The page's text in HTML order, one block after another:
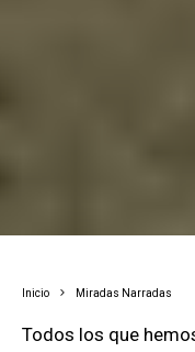
Inicio Miradas Narradas
Todos los que hemos creado una empresa